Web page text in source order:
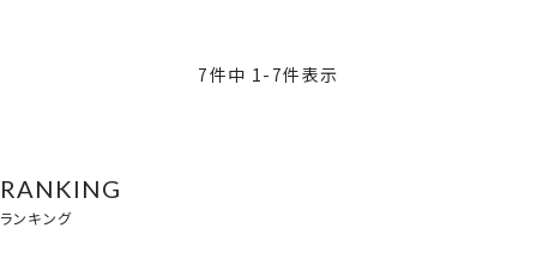
7件中 1- 7件表示
RANKING
ランキング